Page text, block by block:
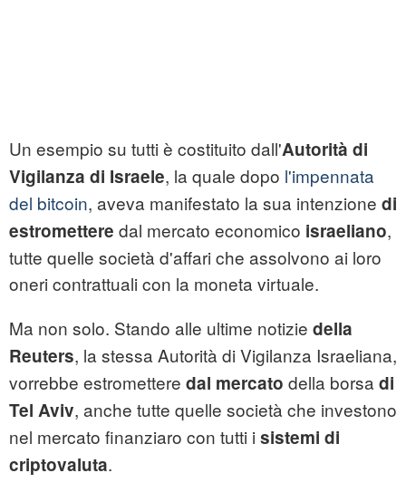
Un esempio su tutti è costituito dall'Autorità di
Vigilanza di Israele, la quale dopo l'impennata
del bitcoin, aveva manifestato la sua intenzione di
estromettere dal mercato economico israeliano,
tutte quelle società d'affari che assolvono ai loro
oneri contrattuali con la moneta virtuale.
Ma non solo. Stando alle ultime notizie della
Reuters, la stessa Autorità di Vigilanza Israeliana,
vorrebbe estromettere dal mercato della borsa di
Tel Aviv, anche tutte quelle società che investono
nel mercato finanziaro con tutti i sistemi di
criptovaluta.